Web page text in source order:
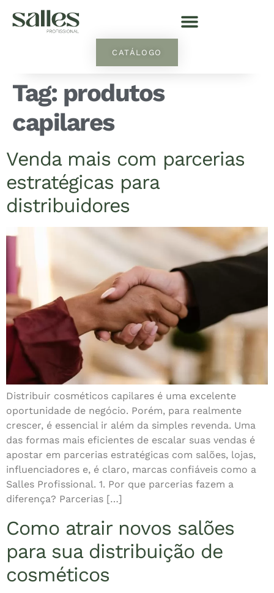
CATÁLOGO
Tag: produtos
capilares
Venda mais com parcerias
estratégicas para
distribuidores
Distribuir cosméticos capilares é uma excelente
oportunidade de negócio. Porém, para realmente
crescer, é essencial ir além da simples revenda. Uma
das formas mais eficientes de escalar suas vendas é
apostar em parcerias estratégicas com salões, lojas,
influenciadores e, é claro, marcas confiáveis como a
Salles Profissional. 1. Por que parcerias fazem a
diferença? Parcerias […]
Como atrair novos salões
para sua distribuição de
cosméticos